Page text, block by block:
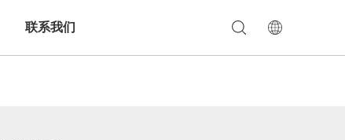
联系我们